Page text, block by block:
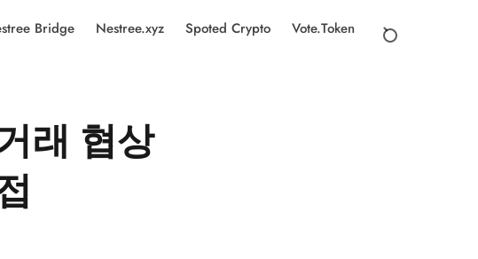
Bridge Nestree.xyz Spoted Crypto Vote.Token
래 협상